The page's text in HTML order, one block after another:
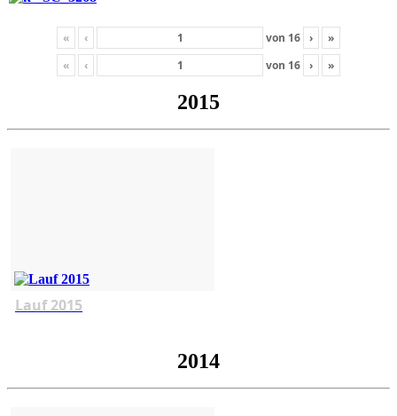
« ‹ von 16 ›
»
«
‹ von 16 › »
2015
Lauf 2015
2014